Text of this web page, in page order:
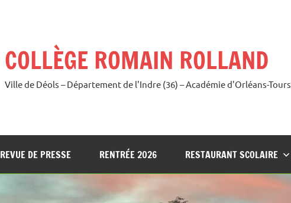
COLLÈGE ROMAIN ROLLAND
Ville de Déols – Département de l'Indre (36) – Académie d'Orléans-Tours
REVUE DE PRESSE RENTRÉE 2026 RESTAURANT SCOLAIRE